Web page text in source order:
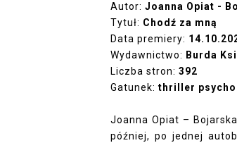
Autor: Joanna Opiat -
Tytuł: Chodź za mną
Data premiery:
Wydawnictwo: Burda
Liczba stron: 392
Gatunek: thriller
Joanna Opiat –
później, po jednej